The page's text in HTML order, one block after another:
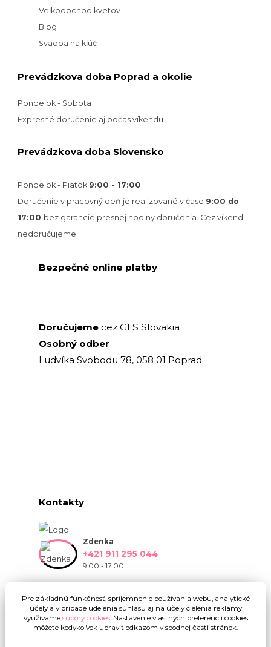
Veľkoobchod kvetov
Blog
Svadba na kľúč
Prevádzkova doba Poprad a okolie
Pondelok - Sobota
Expresné doručenie aj počas víkendu.
Prevádzkova doba Slovensko
Pondelok - Piatok 9:00 - 17:00
Doručenie v pracovný deň je realizované v čase 9:00 do
17:00 bez garancie presnej hodiny doručenia. Cez víkend
nedoručujeme.
Bezpečné online platby
Doručujeme cez GLS Slovakia
Osobný odber
Ludvíka Svobodu 78, 058 01 Poprad
Kontakty
Zdenka
+421 911 295 044
9:00 - 17:00
Pre základnú funkčnosť, spríjemnenie používania webu, analytické
účely a v prípade udelenia súhlasu aj na účely cielenia reklamy
využívame súbory cookies. Nastavenie vlastných preferencií cookies
môžete kedykoľvek upraviť odkazom v spodnej časti stránok.